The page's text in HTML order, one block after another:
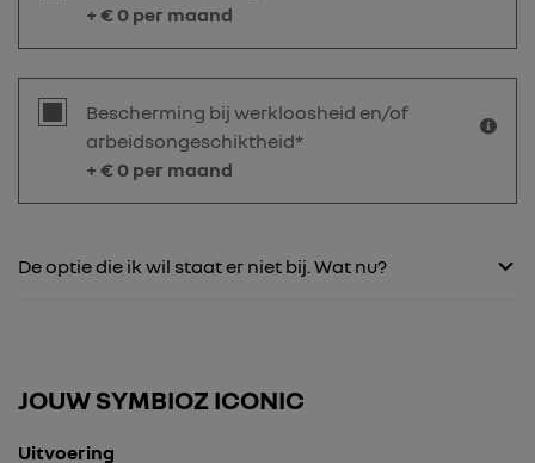
+ €0 per maand
Bescherming bij werkloosheid en/of
arbeidsongeschiktheid*
+ €0 per maand
De optie die ik wil staat er niet bij. Wat nu?
JOUW SYMBIOZ ICONIC
Uitvoering